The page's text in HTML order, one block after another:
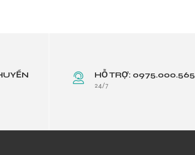
HỖ TRỢ: 0975.000.565
24/7